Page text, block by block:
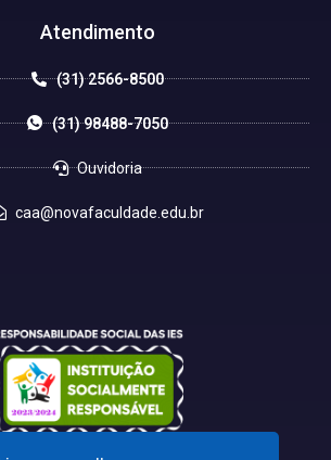
Atendimento
(31) 2566-8500
(31) 98488-7050
Ouvidoria
caa@novafaculdade.edu.br